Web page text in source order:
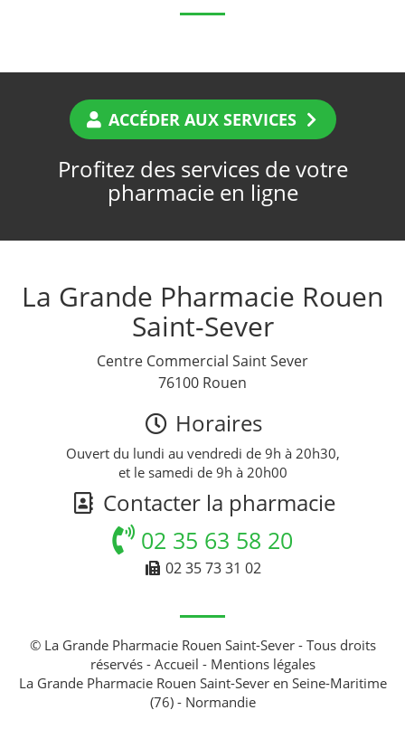
ACCÉDER AUX SERVICES
Profitez des services de votre
pharmacie en ligne
La Grande Pharmacie Rouen
Saint-Sever
Centre Commercial Saint Sever
76100 Rouen
Horaires
Ouvert du lundi au vendredi de 9h à 20h30,
et le samedi de 9h à 20h00
Contacter la pharmacie
02 35 63 58 20
02 35 73 31 02
© La Grande Pharmacie Rouen Saint-Sever - Tous droits
réservés - Accueil - Mentions légales
La Grande Pharmacie Rouen Saint-Sever en Seine-Maritime
(76) - Normandie